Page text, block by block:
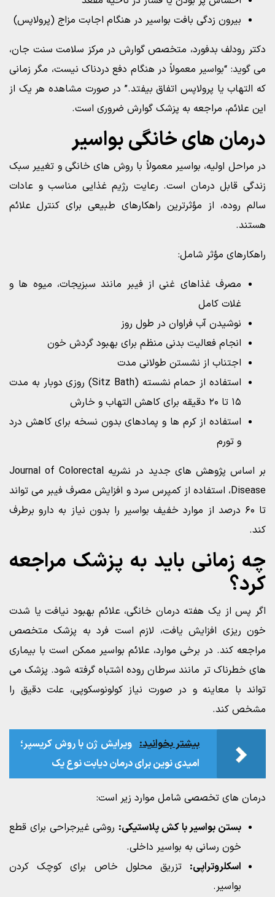
بیرون زدگی بافت بواسیر در هنگام اجابت مزاج (پرولاپس)
دکتر رودلف بدفورد، متخصص گوارش در مرکز سلامت سنت جان،
می گوید: “بواسیر معمولاً در هنگام دفع دردناک نیست، مگر زمانی
که التهاب یا پرولاپس اتفاق بیفتد.” در صورت مشاهده هر یک از
این علائم، مراجعه به پزشک گوارش ضروری است.
درمان های خانگی بواسیر
در مراحل اولیه، بواسیر معمولاً با روش های خانگی و تغییر سبک
زندگی قابل درمان است. رعایت رژیم غذایی مناسب و عادات
سالم روده، از مؤثرترین راهکارهای طبیعی برای کنترل علائم
هستند.
راهکارهای مؤثر شامل:
مصرف غذاهای غنی از فیبر مانند سبزیجات، میوه ها و
غلات کامل
نوشیدن آب فراوان در طول روز
انجام فعالیت بدنی منظم برای بهبود گردش خون
اجتناب از نشستن طولانی مدت
استفاده از حمام نشسته (Sitz Bath) روزی دوبار به مدت
۱۵ تا ۲۰ دقیقه برای کاهش التهاب و خارش
استفاده از کرم ها و پمادهای بدون نسخه برای کاهش درد
و تورم
بر اساس پژوهش های جدید در نشریه Journal of Colorectal
Disease، استفاده از کمپرس سرد و افزایش مصرف فیبر می تواند
تا ۶۰ درصد از موارد خفیف بواسیر را بدون نیاز به دارو برطرف
کند.
چه زمانی باید به پزشک مراجعه
کرد؟
اگر پس از یک هفته درمان خانگی، علائم بهبود نیافت یا شدت
خون ریزی افزایش یافت، لازم است فرد به پزشک متخصص
مراجعه کند. در برخی موارد، علائم بواسیر ممکن است با بیماری
های خطرناک تر مانند سرطان روده اشتباه گرفته شود. پزشک می
تواند با معاینه و در صورت نیاز کولونوسکوپی، علت دقیق را
مشخص کند.
بیشتر بخوانید: ویرایش ژن با روش کریسپر؛
امیدی نوین برای درمان دیابت نوع یک
درمان های تخصصی شامل موارد زیر است:
بستن بواسیر با کش پلاستیکی: روشی غیرجراحی برای قطع
خون رسانی به بواسیر داخلی.
اسکلروتراپی: تزریق محلول خاص برای کوچک کردن
بواسیر.